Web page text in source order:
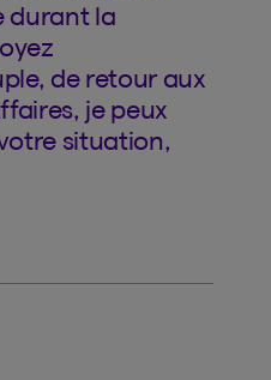
durant la
de retour aux
je peux
situation,